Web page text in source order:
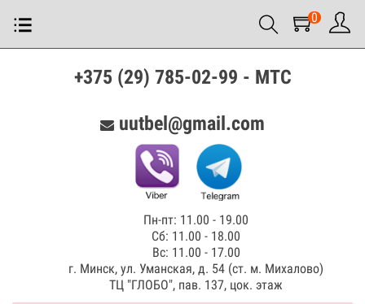
0
+375 (29) 785-02-99 - МТС
uutbel@gmail.com
Пн-пт: 11.00 - 19.00
Сб: 11.00 - 18.00
Вс: 11.00 - 17.00
г. Минск, ул. Уманская, д. 54 (ст. м. Михалово)
ТЦ "ГЛОБО", пав. 137, цок. этаж